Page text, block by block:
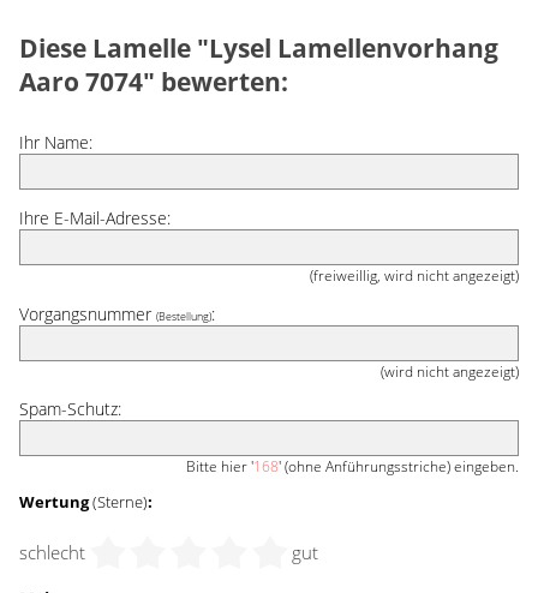
Diese Lamelle "Lysel Lamellenvorhang
Aaro 7074" bewerten:
Ihr Name:
Ihre E-Mail-Adresse:
(freiweillig, wird nicht angezeigt)
Vorgangsnummer (Bestellung):
(wird nicht angezeigt)
Spam-Schutz:
Bitte hier '168' (ohne Anführungsstriche) eingeben.
Wertung(Sterne):
schlecht gut